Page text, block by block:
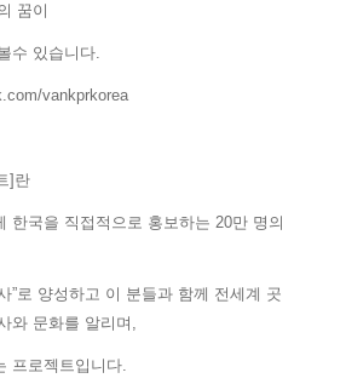
의 꿈이
볼수 있습니다.
vankprkorea
트]란
한국을 직접적으로 홍보하는 20만 명의
”로 양성하고 이 분들과 함께 전세계 곳
사와 문화를 알리며,
프로젝트입니다.